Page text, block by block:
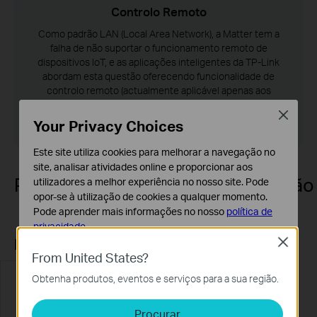
Controlo Remoto
Como padrão LAN (Local Area Network), a Matter tem a
falha de não suportar o funcionamento remoto de
dispositivos IoT, e as aplicações inteligentes da TP-Link
abordam esta questão oferecendo funcionalidade de
controlo remoto (actualmente aplicável apenas aos
produtos Tapo e Kasa).
Produtos TP-Link Com
Deco
From United States?
Obtenha produtos, eventos e serviços para a sua região.
Procurar
Close
Your Privacy Choices
Este site utiliza cookies para melhorar a navegação no
site, analisar atividades online e proporcionar aos
utilizadores a melhor experiência no nosso site. Pode
opor-se à utilização de cookies a qualquer momento.
Pode aprender mais informações no nosso política de
privacidade.
Cookies Básicos
Os cookies são necessários para o funcionamento do
website e não podem ser desativados nos seus
Close